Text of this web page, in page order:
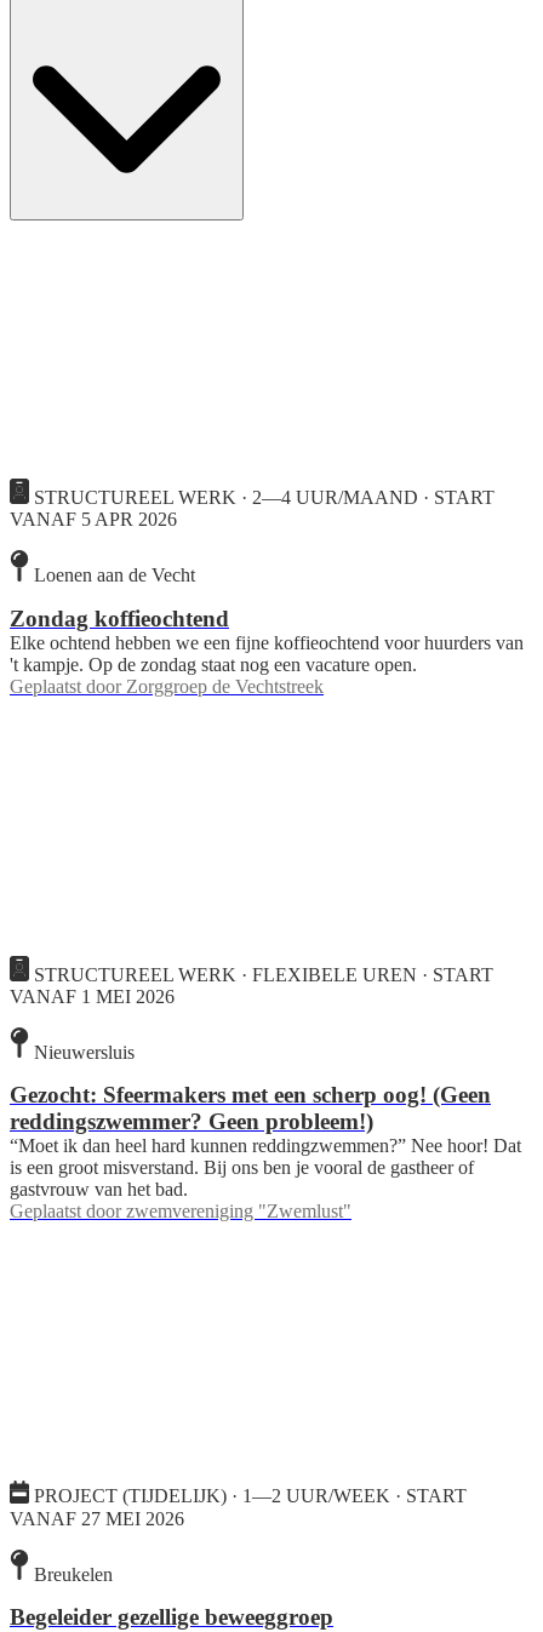
STRUCTUREEL WERK · 2—4 UUR/MAAND · START
VANAF 5 APR 2026
Loenen aan de Vecht
Zondag koffieochtend
Elke ochtend hebben we een fijne koffieochtend voor huurders van
't kampje. Op de zondag staat nog een vacature open.
Geplaatst door Zorggroep de Vechtstreek
STRUCTUREEL WERK · FLEXIBELE UREN · START
VANAF 1 MEI 2026
Nieuwersluis
Gezocht: Sfeermakers met een scherp oog! (Geen
reddingszwemmer? Geen probleem!)
“Moet ik dan heel hard kunnen reddingzwemmen?” Nee hoor! Dat
is een groot misverstand. Bij ons ben je vooral de gastheer of
gastvrouw van het bad.
Geplaatst door zwemvereniging "Zwemlust"
PROJECT (TIJDELIJK) · 1—2 UUR/WEEK · START
VANAF 27 MEI 2026
Breukelen
Begeleider gezellige beweeggroep